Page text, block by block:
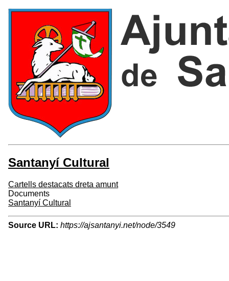
Santanyí Cultural
Cartells destacats dreta amunt
Documents
Santanyí Cultural
Source URL: https://ajsantanyi.net/node/3549